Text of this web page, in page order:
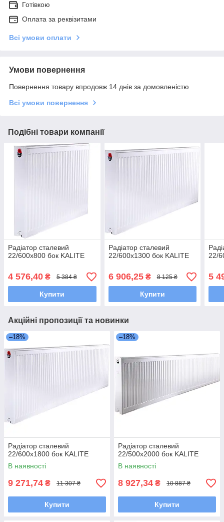
Готівкою
Оплата за реквізитами
Всі умови оплати
Умови повернення
Повернення товару впродовж 14 днів за домовленістю
Всі умови повернення
Подібні товари компанії
Радіатор сталевий
22/600x800 бок KALITE
4 576,40 ₴ 5 384 ₴
Купити
Радіатор сталевий
22/600х1300 бок KALITE
6 906,25₴ 8 125 ₴
Купити
22/
5
Акційні пропозиції та новинки
–18%
Радіатор сталевий
22/600х1800 бок KALITE
В наявності
9 271,74 ₴ 11 307 ₴
Купити
–18%
Радіатор сталевий
22/500х2000 бок KALITE
В наявності
8 927,34 ₴ 10 887 ₴
Купити